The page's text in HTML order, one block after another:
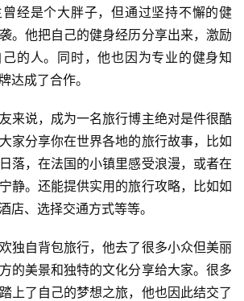
经是个大胖子，但通过坚持不懈的健
。他把自己的健身经历分享出来，激励
的人。同时，他也因为专业的健身知
达成了合作。
来说，成为一名旅行博主绝对是件很酷
家分享你在世界各地的旅行故事，比如
落，在法国的小镇里感受浪漫，或者在
静。还能提供实用的旅行攻略，比如如
店、选择交通方式等等。
独自背包旅行，他去了很多小众但美丽
的美景和独特的文化分享给大家。很多
上了自己的梦想之旅，他也因此结交了